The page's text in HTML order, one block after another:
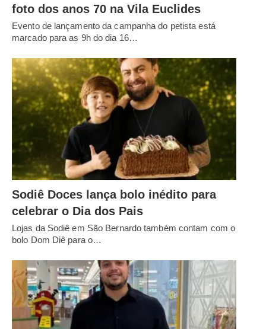
foto dos anos 70 na Vila Euclides
Evento de lançamento da campanha do petista está
marcado para as 9h do dia 16…
Sodiê Doces lança bolo inédito para
celebrar o Dia dos Pais
Lojas da Sodiê em São Bernardo também contam com o
bolo Dom Diê para o…